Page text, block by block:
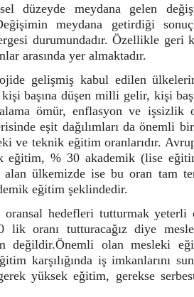
düzeyde meydana gelen
meydana getirdiği
durumundadır. Özellikle
arasında yer almaktadır.
gelişmiş kabul edilen
başına düşen milli gelir, kişi
ömür, enflasyon ve işsizlik
eşit dağılımları da önemli
ve teknik eğitim oranlarıdır.
eğitim, % 30 akademik (lise
alan ülkemizde ise bu oran tam
eğitim şeklindedir.
oransal hedefleri tutturmak
lik oranı tutturacağız diye
değildir.Önemli olan mesleki
karşılığında iş imkanlarını
yüksek eğitim, gerekse